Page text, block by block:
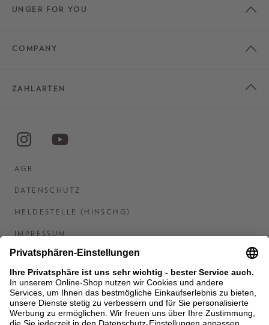
UNGER FOR YOU
COMPANY
ZAHLARTEN
AGB
DATENSCHUTZ
MELDESTELLE (HINSCHG)
IMPRESSUM
BARRIEREFREIHEITSERKLÄRUNG
KONTAKT
COOKIES
MEN'S WORLD: BRAUN HAMBURG